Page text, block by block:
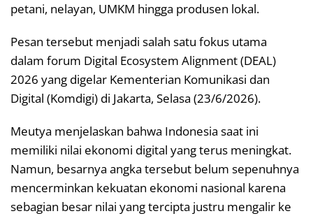
petani, nelayan, UMKM hingga produsen lokal.
Pesan tersebut menjadi salah satu fokus utama
dalam forum Digital Ecosystem Alignment (DEAL)
2026 yang digelar Kementerian Komunikasi dan
Digital (Komdigi) di Jakarta, Selasa (23/6/2026).
Meutya menjelaskan bahwa Indonesia saat ini
memiliki nilai ekonomi digital yang terus meningkat.
Namun, besarnya angka tersebut belum sepenuhnya
mencerminkan kekuatan ekonomi nasional karena
sebagian besar nilai yang tercipta justru mengalir ke